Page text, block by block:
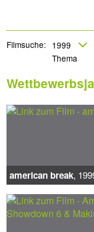
Filmsuche:
american break,